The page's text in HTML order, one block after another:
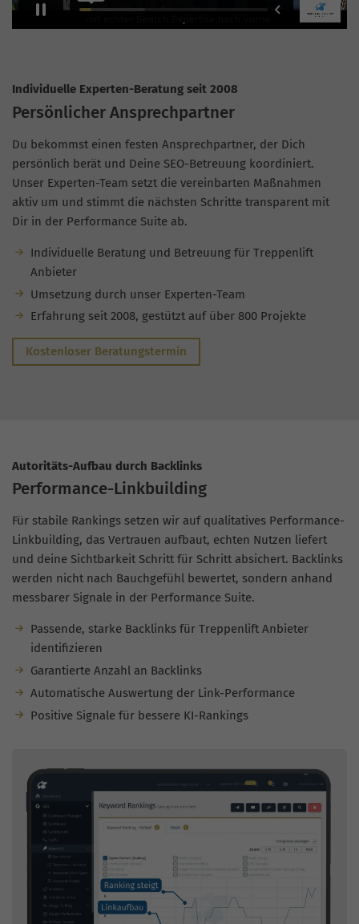
Individuelle Experten-Beratung seit 2008
Persönlicher Ansprechpartner
Du bekommst einen festen Ansprechpartner, der Dich
persönlich berät und Deine SEO-Betreuung koordiniert.
Unser Experten-Team setzt die vereinbarten Maßnahmen
aktiv um und stimmt die nächsten Schritte transparent mit
Dir in der Performance Suite ab.
Individuelle Beratung und Betreuung für Treppenlift
Anbieter
Umsetzung durch unser Experten-Team
Erfahrung seit 2008, gestützt auf über 800 Projekte
Kostenloser Beratungstermin
Autoritäts-Aufbau durch Backlinks
Performance-Linkbuilding
Für stabile Rankings setzen wir auf qualitatives Performance-
Linkbuilding, das Vertrauen aufbaut, echten Nutzen liefert
und deine Sichtbarkeit Schritt für Schritt absichert. Backlinks
werden nicht nach Bauchgefühl bewertet, sondern anhand
messbarer Signale in der Performance Suite.
Passende, starke Backlinks für Treppenlift Anbieter
identifizieren
Garantierte Anzahl an Backlinks
Automatische Auswertung der Link-Performance
Positive Signale für bessere KI-Rankings